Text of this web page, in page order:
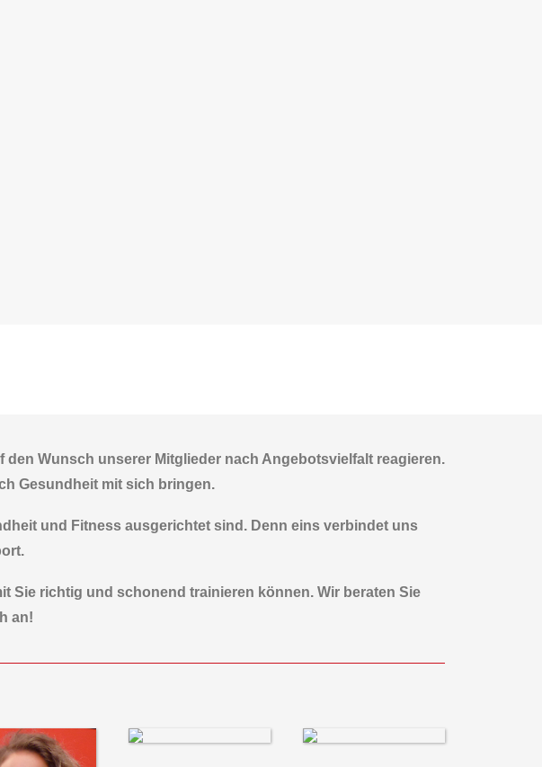
Wunsch unserer Mitglieder nach Angebotsvielfalt reagieren.
Gesundheit mit sich bringen.
und Fitness ausgerichtet sind. Denn eins verbindet uns
Sie richtig und schonend trainieren können. Wir beraten Sie
an!